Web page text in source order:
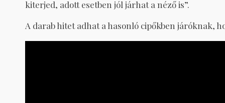
kiterjed, adott esetben jól járhat a néző is”.
A darab hitet adhat a hasonló cipőkben járóknak,